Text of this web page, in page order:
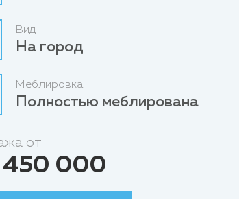
Вид
На город
Меблировка
Полностью меблирована
от
450 000